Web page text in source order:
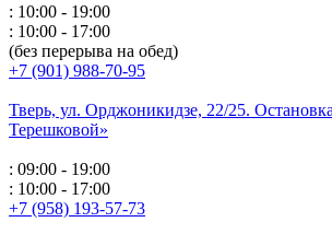
: 10:00 - 19:00
: 10:00 - 17:00
(без перерыва на обед)
+7 (901) 988-70-95
Тверь, ул. Орджоникидзе, 22/25.
Терешковой»
: 09:00 - 19:00
: 10:00 - 17:00
+7 (958) 193-57-73